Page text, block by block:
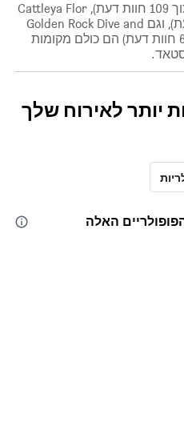
The Old Gin House (7.9/10 מתוך 109 חוות דעת), Cattleya Flor
Hotel (8.5/10 מתוך 17 חוות דעת), וגם Golden Rock Dive and
Nature Resort (9.3/10 מתוך 62 חוות דעת) הם כולם מקומות
יותר לאירוח שלך
האלה